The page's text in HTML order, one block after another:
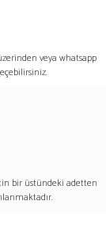
veya whatsapp
bir üstündeki adetten